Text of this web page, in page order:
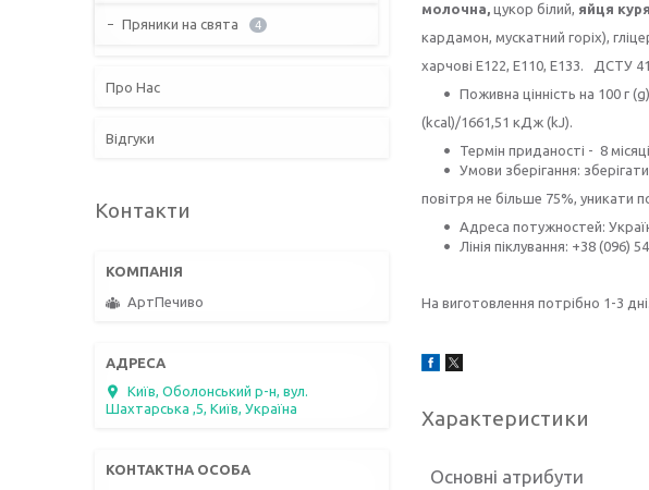
молочна, цукор білий, яйця
кардамон, мускатний горіх),
харчові Е122, E110, E133. ДСТУ
Поживна цінність на 100 г
(kcal)/1661,51 кДж (kJ).
Термін приданості - 8
Умови зберігання:
повітря не більше 75%, уникати
Адреса потужностей:
Лінія піклування: +38 (096)
На виготовлення потрібно 1-3 дні.
Характеристики
Основні атрибути
Пряники на свята 4
Про Нас
Відгуки
Контакти
АртПечиво
Київ, Оболонський р-н, вул.
Шахтарська ,5, Київ, Україна